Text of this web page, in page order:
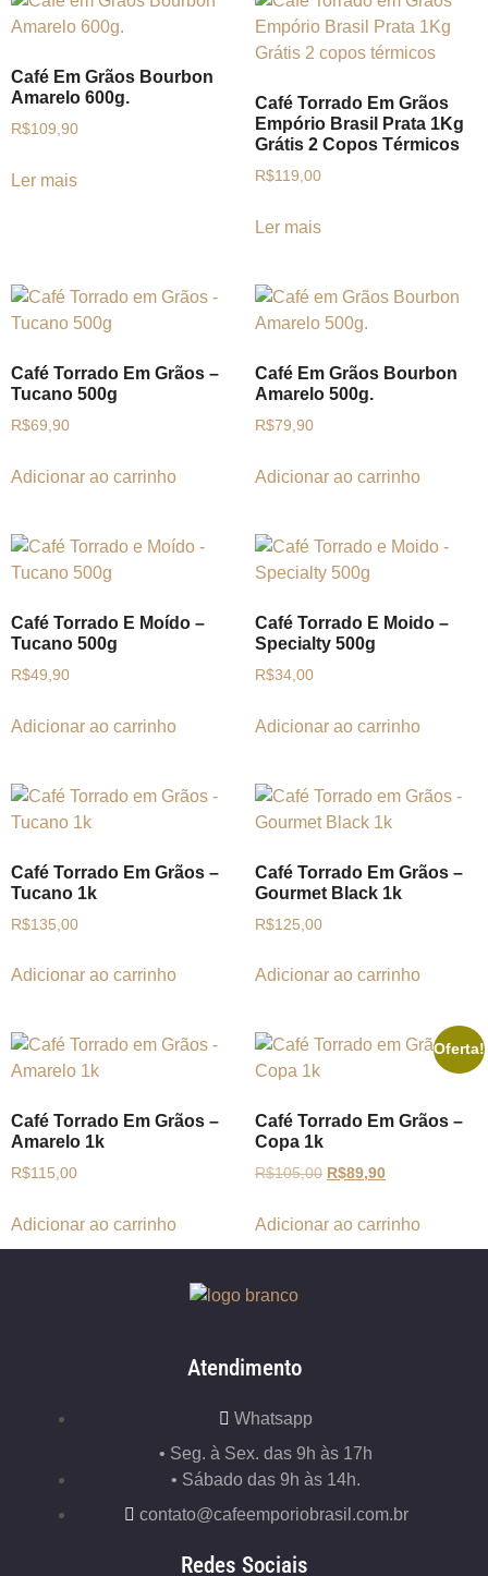
Café Em Grãos Bourbon
Amarelo 600g.
R$109,90
Ler mais
Café Torrado Em Grãos
Empório Brasil Prata 1Kg
Grátis 2 Copos Térmicos
R$119,00
Ler mais
Café Torrado Em Grãos –
Tucano 500g
R$69,90
Adicionar ao carrinho
Café Em Grãos Bourbon
Amarelo 500g.
R$79,90
Adicionar ao carrinho
Café Torrado E Moído –
Tucano 500g
R$49,90
Adicionar ao carrinho
Café Torrado E Moido –
Specialty 500g
R$34,00
Adicionar ao carrinho
Café Torrado Em Grãos –
Tucano 1k
R$135,00
Adicionar ao carrinho
Café Torrado Em Grãos –
Gourmet Black 1k
R$125,00
Adicionar ao carrinho
Café Torrado Em Grãos –
Amarelo 1k
R$115,00
Adicionar ao carrinho
Oferta!
Café Torrado Em Grãos –
Copa 1k
R$105,00 R$89,90
Adicionar ao carrinho
Atendimento
Whatsapp
• Seg. à Sex. das 9h às 17h
• Sábado das 9h às 14h.
contato@cafeemporiobrasil.com.br
Redes Sociais